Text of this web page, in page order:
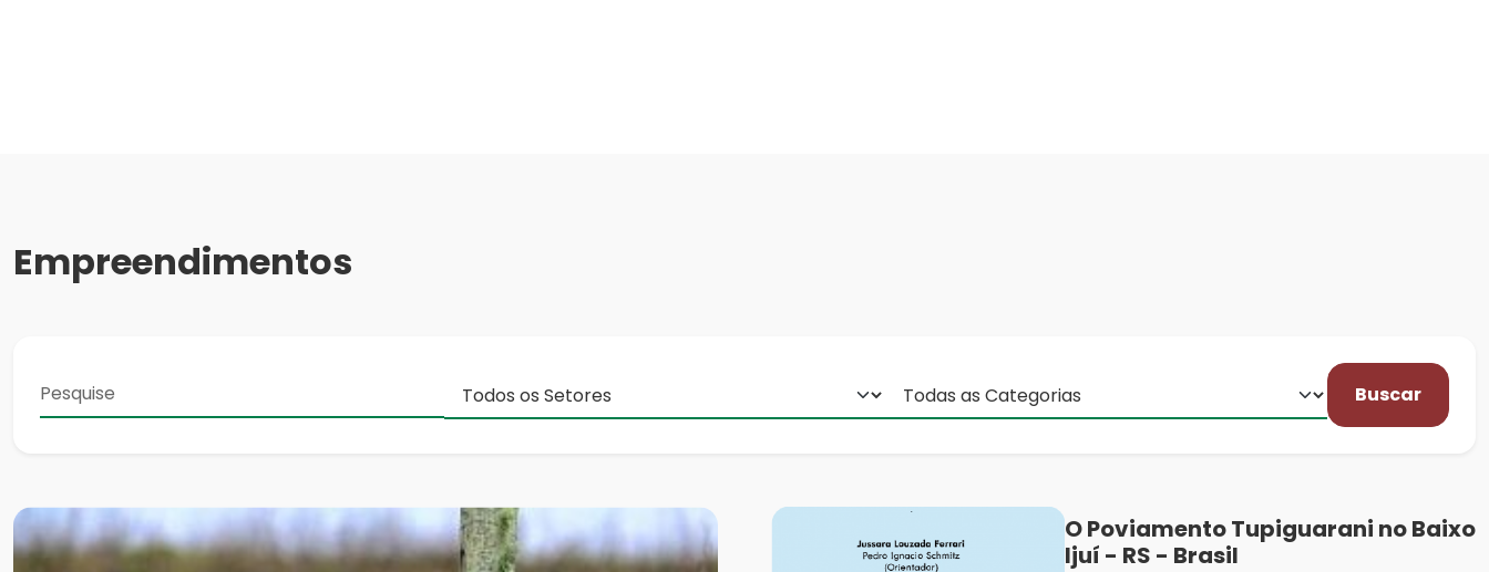
Empreendimentos
Buscar
O Poviamento Tupiguarani no Baixo
Ijuí - RS - Brasil